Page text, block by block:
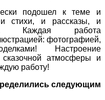
подошел к теме и
стихи, и рассказы, и
Каждая работа
фотографией,
Настроение
атмосферы и
работу!
следующим